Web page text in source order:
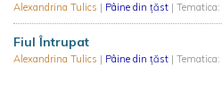
Alexandrina Tulics | Pâine din țăst | Tematica:
Fiul Întrupat
Alexandrina Tulics | Pâine din țăst | Tematica: